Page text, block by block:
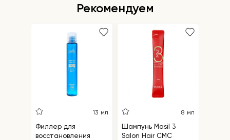
Рекомендуем
13 мл
Филлер для
восстановления
8 мл
Шампунь Masil 3
Salon Hair CMC